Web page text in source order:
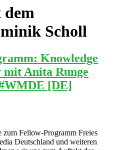
Scholl
Knowledge
Anita Runge
[DE]
zum Fellow-Programm Freies
Deutschland und weiteren